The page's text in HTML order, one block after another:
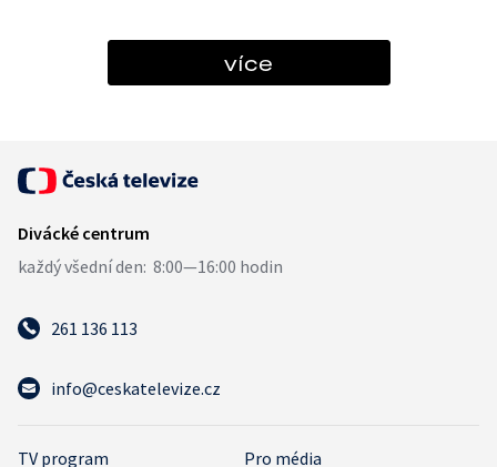
více
261 136 113
info@ceskatelevize.cz
TV program Pro média